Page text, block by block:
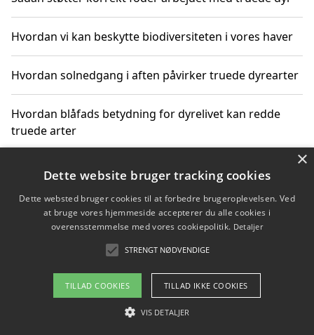
Hvordan vi kan beskytte biodiversiteten i vores haver
Hvordan solnedgang i aften påvirker truede dyrearter
Hvordan blåfads betydning for dyrelivet kan redde
truede arter
Hvordan kan gaver til unge voksne støtte bevarelsen
Copyright 2026 - Pilanto Aps
Om / kontakt
Blog Betingelser
×
Dette website bruger tracking cookies
Dette websted bruger cookies til at forbedre brugeroplevelsen. Ved
at bruge vores hjemmeside accepterer du alle cookies i
overensstemmelse med vores cookiepolitik. Detaljer
STRENGT NØDVENDIGE
TILLAD COOKIES TILLAD IKKE COOKIES
VIS DETALJER